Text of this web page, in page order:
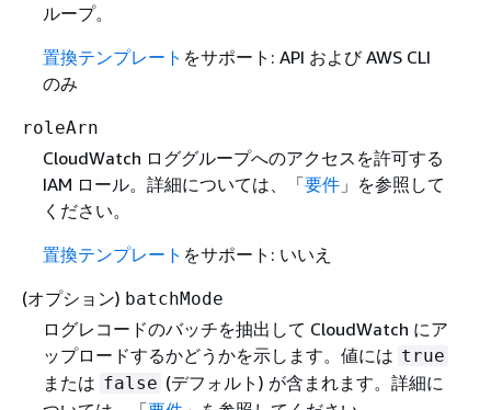
ループ。
置換テンプレート をサポート: API および AWS CLI
のみ
roleArn
CloudWatch ロググループへのアクセスを許可する
IAM ロール。詳細については、「要件」を参照して
ください。
置換テンプレート をサポート: いいえ
(オプション) batchMode
ログレコードのバッチを抽出して CloudWatch にア
ップロードするかどうかを示します。値には true
または false (デフォルト) が含まれます。詳細に